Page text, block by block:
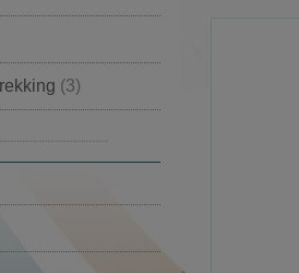
(3)